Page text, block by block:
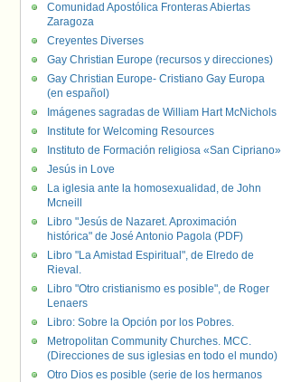
Comunidad Apostólica Fronteras Abiertas
Zaragoza
Creyentes Diverses
Gay Christian Europe (recursos y direcciones)
Gay Christian Europe- Cristiano Gay Europa
(en español)
Imágenes sagradas de William Hart McNichols
Institute for Welcoming Resources
Instituto de Formación religiosa «San Cipriano»
Jesús in Love
La iglesia ante la homosexualidad, de John
Mcneill
Libro "Jesús de Nazaret. Aproximación
histórica" de José Antonio Pagola (PDF)
Libro "La Amistad Espiritual", de Elredo de
Rieval.
Libro "Otro cristianismo es posible", de Roger
Lenaers
Libro: Sobre la Opción por los Pobres.
Metropolitan Community Churches. MCC.
(Direcciones de sus iglesias en todo el mundo)
Otro Dios es posible (serie de los hermanos